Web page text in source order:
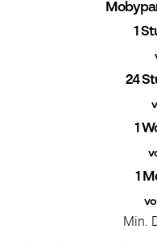
1
24
1
1
Min.